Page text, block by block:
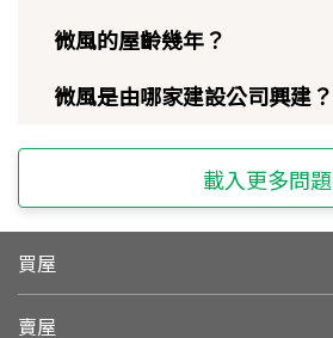
微風的屋齡幾年？
微風是由哪家建設公司興建？
載入更多問題
買屋
賣屋